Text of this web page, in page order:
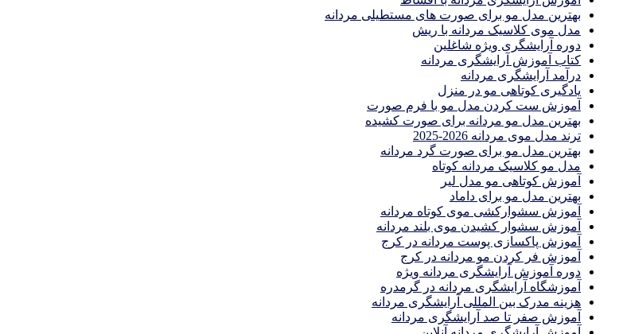
بهترین مدل مو برای صورت های مستطیلی مردانه
مدل موی کلاسیک مردانه با ریش
دوره آرایشگری ویژه شاغلین
کتاب آموزش آرایشگری مردانه
درآمد آرایشگری مردانه
یادگیری كوتاهى مو در منزل
آموزش ست كردن مدل مو با فرم صورت
بهترین مدل مو مردانه برای صورت کشیده
ترند مدل موی مردانه 2026-2025
بهترين مدل مو براى صورت گرد مردانه
مدل مو کلاسیک مردانه کوتاه
آموزش کوتاهی مو مدل لیر
بهترین مدل مو برای داماد
آموزش سشوارکشی موی کوتاه مردانه
آموزش سشوار کشیدن موی بلند مردانه
آموزش پاکسازی پوست مردانه در کرج
آموزش فر کردن مو مردانه در کرج
دوره آموزش آرایشگری مردانه ویژه
آموزشگاه آرایشگری مردانه در گرمدره
هزینه مدرک بین المللی آرایشگری مردانه
آموزش صفر تا صد آرایشگری مردانه